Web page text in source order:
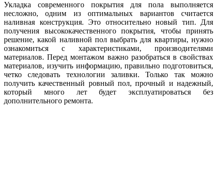
Укладка современного покрытия для пола выполняется
несложно, одним из оптимальных вариантов считается
наливная конструкция. Это относительно новый тип. Для
получения высококачественного покрытия, чтобы принять
решение, какой наливной пол выбрать для квартиры, нужно
ознакомиться с характеристиками, производителями
материалов. Перед монтажом важно разобраться в свойствах
материалов, изучить информацию, правильно подготовиться,
четко следовать технологии заливки. Только так можно
получить качественный ровный пол, прочный и надежный,
который много лет будет эксплуатироваться без
дополнительного ремонта.